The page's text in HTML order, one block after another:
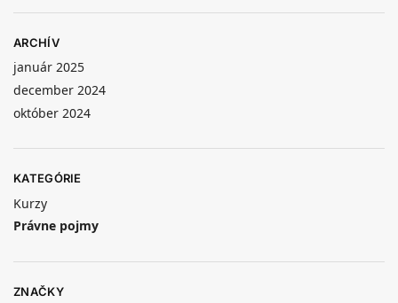
ARCHÍV
január 2025
december 2024
október 2024
KATEGÓRIE
Kurzy
Právne pojmy
ZNAČKY